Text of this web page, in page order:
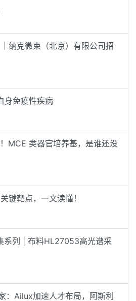
纳克微束（北京）有限公司招
身免疫性疾病
MCE 类器官培养基，是谁还没
键靶点，一文读懂！
系列 | 布料HL27053高光谱采
：Ailux加速人才布局，阿斯利